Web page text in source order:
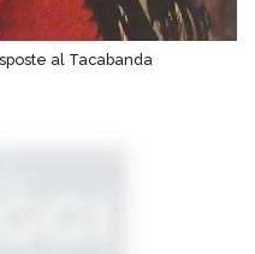
al Tacabanda